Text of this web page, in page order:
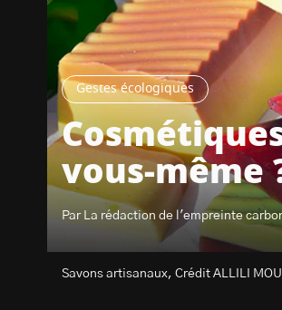
Gestes écologiques
vous-même
Par La rédaction de l'empreinte
Savons artisanaux, Crédit ALLILI